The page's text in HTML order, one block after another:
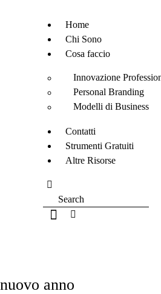
Home
Chi Sono
Cosa faccio
Innovazione
Personal Branding
Modelli di Business
Contatti
Strumenti Gratuiti
Altre Risorse
anno